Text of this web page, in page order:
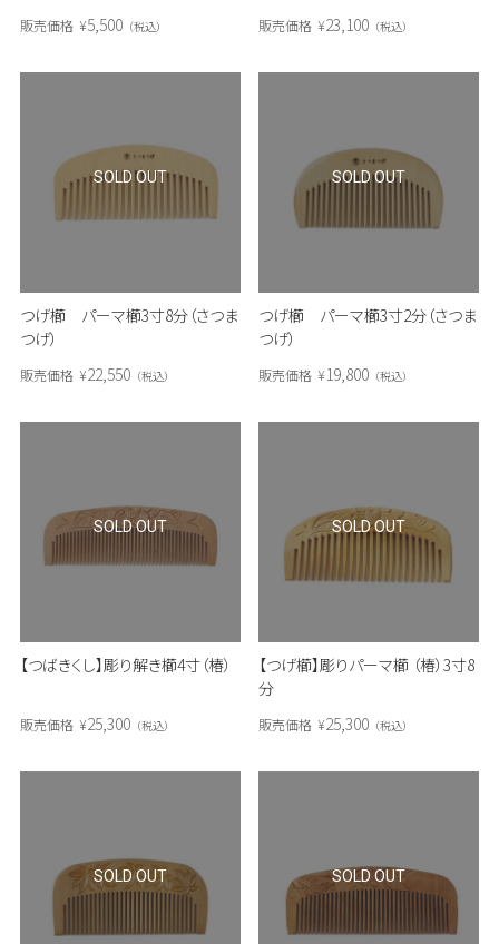
販売価格 ¥5,500 税込 販売価格 ¥23,100 税込
つげ櫛 パーマ櫛3寸8分（さつま
つげ）
販売価格 ¥22,550 税込
SOLD OUT
つげ櫛 パーマ櫛3寸2分（さつま
つげ）
販売価格 ¥19,800 税込
SOLD OUT
【つばきくし】彫り解き櫛4寸（椿）
販売価格 ¥25,300 税込
SOLD OUT
【つげ櫛】彫りパーマ櫛 （椿）3寸8
分
販売価格 ¥25,300 税込
SOLD OUT
SOLD OUT SOLD OUT